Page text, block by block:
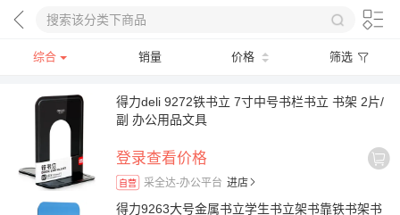
综合 销量 价格 筛选
得力deli 9272铁书立 7寸中号书栏书立 书架 2片/
副 办公用品文具
登录查看价格
自营 采全达-办公平台 进店
得力9263大号金属书立学生书立架书靠铁书架书